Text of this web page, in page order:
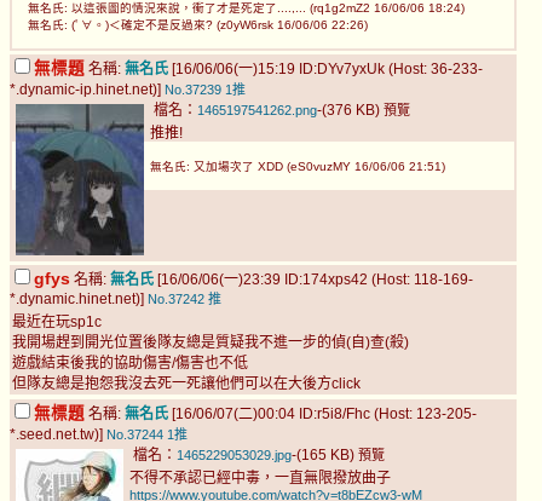
無名氏: 以這張圖的情況來說，衝了才是死定了....,... (rq1g2mZ2 16/06/06 18:24)
無名氏: (ﾟ∀。)＜確定不是反過來? (z0yW6rsk 16/06/06 22:26)
無標題 名稱: 無名氏 [16/06/06(一)15:19 ID:DYv7yxUk (Host: 36-233-
*.dynamic-ip.hinet.net)] No.37239 1推
檔名： 1465197541262.png-(376 KB) 預覽
推推!
無名氏: 又加場次了 XDD (eS0vuzMY 16/06/06 21:51)
gfys 名稱: 無名氏 [16/06/06(一)23:39 ID:174xps42 (Host: 118-169-
*.dynamic.hinet.net)] No.37242 推
最近在玩sp1c
我開場趕到開光位置後隊友總是質疑我不進一步的偵(自)查(殺)
遊戲結束後我的協助傷害/傷害也不低
但隊友總是抱怨我沒去死一死讓他們可以在大後方click
無標題 名稱: 無名氏 [16/06/07(二)00:04 ID:r5i8/Fhc (Host: 123-205-
*.seed.net.tw)] No.37244 1推
檔名： 1465229053029.jpg-(165 KB) 預覽
不得不承認已經中毒，一直無限撥放曲子
https://www.youtube.com/watch?v=t8bEZcw3-wM